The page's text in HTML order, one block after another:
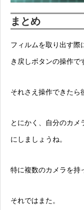
まとめ
フィルムを取り出す際
き戻しボタンの操作で
それさえ操作できたら
とにかく、自分のカメ
にしましょうね。
特に複数のカメラを持
それではまた。